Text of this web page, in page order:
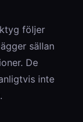
följer
sällan
De
inte